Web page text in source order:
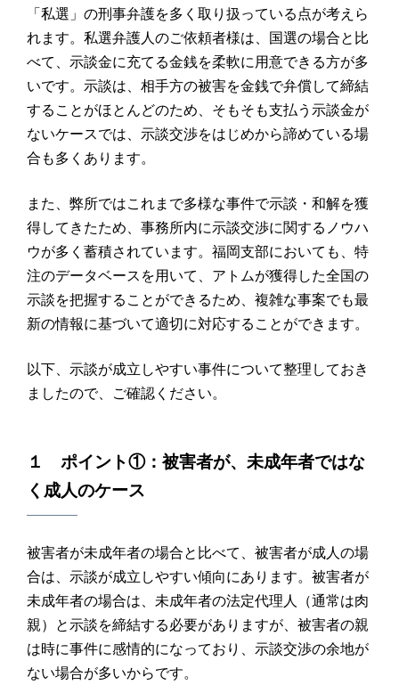
「私選」の刑事弁護を多く取り扱っている点が考えら
れます。私選弁護人のご依頼者様は、国選の場合と比
べて、示談金に充てる金銭を柔軟に用意できる方が多
いです。示談は、相手方の被害を金銭で弁償して締結
することがほとんどのため、そもそも支払う示談金が
ないケースでは、示談交渉をはじめから諦めている場
合も多くあります。
また、弊所ではこれまで多様な事件で示談・和解を獲
得してきたため、事務所内に示談交渉に関するノウハ
ウが多く蓄積されています。福岡支部においても、特
注のデータベースを用いて、アトムが獲得した全国の
示談を把握することができるため、複雑な事案でも最
新の情報に基づいて適切に対応することができます。
以下、示談が成立しやすい事件について整理しておき
ましたので、ご確認ください。
１ ポイント①：被害者が、未成年者ではな
く成人のケース
被害者が未成年者の場合と比べて、被害者が成人の場
合は、示談が成立しやすい傾向にあります。被害者が
未成年者の場合は、未成年者の法定代理人（通常は肉
親）と示談を締結する必要がありますが、被害者の親
は時に事件に感情的になっており、示談交渉の余地が
ない場合が多いからです。